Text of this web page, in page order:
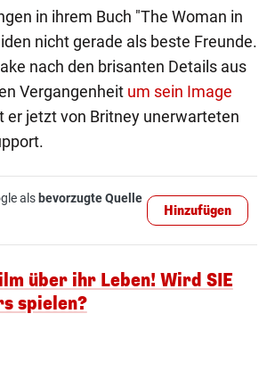
in ihrem Buch "The Woman in
nicht gerade als beste Freunde.
nach den brisanten Details aus
Vergangenheit um sein Image
er jetzt von Britney unerwarteten
als bevorzugte Quelle
Hinzufügen
über ihr Leben! Wird SIE
spielen?